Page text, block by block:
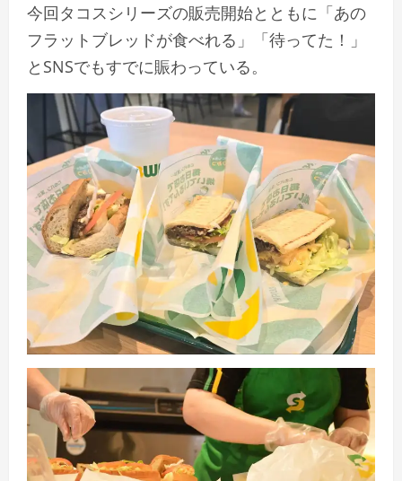
今回タコスシリーズの販売開始とともに「あの
フラットブレッドが食べれる」「待ってた！」
とSNSでもすでに賑わっている。